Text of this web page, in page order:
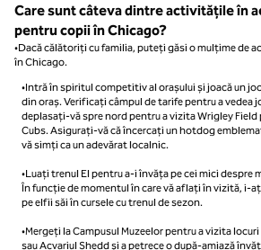
Care sunt câteva dintre activitățile în
pentru copii în Chicago?
•Dacă călătoriți cu familia, puteți găsi o mulțime de
în Chicago.
•Intră în spiritul competitiv al orașului și joacă un
din oraș. Verificați câmpul de tarife pentru a vedea
deplasați-vă spre nord pentru a vizita Wrigley Field
Cubs. Asigurați-vă că încercați un hotdog
vă simți ca un adevărat localnic.
•Luați trenul El pentru a-i învăța pe cei mici despre
În funcție de momentul în care vă aflați în vizită, i-
pe elfii săi în cursele cu trenul de sezon.
•Mergeți la Campusul Muzeelor pentru a vizita
sau Acvariul Shedd și a petrece o după-amiază